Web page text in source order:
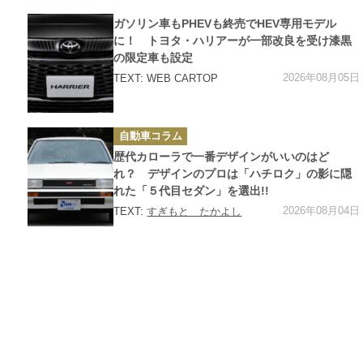
カ
テ
ゴ
リ
ー
ガソリン車もPHEVも終売でHEV専用モデル
に！ トヨタ・ハリアーが一部改良を受け漆黒
の限定車も設定
TEXT: WEB CARTOP 2026年08月05日
カ
テ
ゴ
リ
ー
自動車コラム
歴代カローラで一番デザインがいいのはど
れ？ デザインのプロは「ハチロク」の影に隠
れた「５代目セダン」を選出!!
TEXT:すぎもと たかよし 2026年08月04日